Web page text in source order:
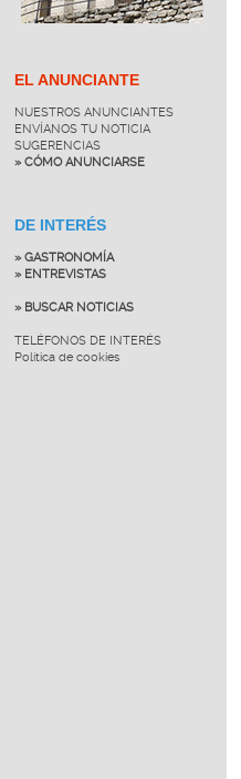
EL ANUNCIANTE
NUESTROS ANUNCIANTES
ENVÍANOS TU NOTICIA
SUGERENCIAS
» CÓMO ANUNCIARSE
DE INTERÉS
» GASTRONOMÍA
» ENTREVISTAS
» BUSCAR NOTICIAS
TELÉFONOS DE INTERÉS
Política de cookies